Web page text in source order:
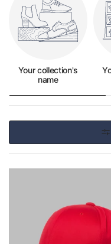
Your collection's
name